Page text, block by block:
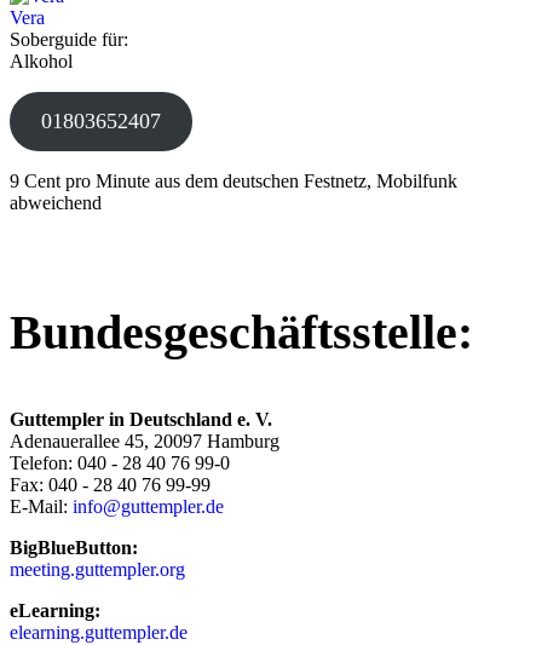
Vera
Soberguide für:
Alkohol
01803652407
9 Cent pro Minute aus dem deutschen Festnetz, Mobilfunk
abweichend
Bundesgeschäftsstelle:
Guttempler in Deutschland e. V.
Adenauerallee 45, 20097 Hamburg
Telefon: 040 - 28 40 76 99-0
Fax: 040 - 28 40 76 99-99
E-Mail: info@guttempler.de
BigBlueButton:
meeting.guttempler.org
eLearning:
elearning.guttempler.de